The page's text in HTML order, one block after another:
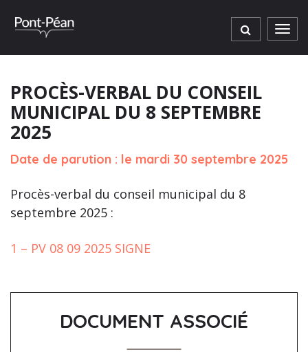
PROCÈS-VERBAL DU CONSEIL
MUNICIPAL DU 8 SEPTEMBRE
2025
Date de parution : le mardi 30 septembre 2025
Procès-verbal du conseil municipal du 8
septembre 2025 :
1 – PV 08 09 2025 SIGNE
DOCUMENT ASSOCIÉ